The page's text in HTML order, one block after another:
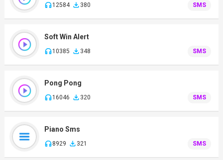
12584 380 SMS
Soft Win Alert
10385 348 SMS
Pong Pong
16046 320 SMS
Piano Sms
8929 321 SMS